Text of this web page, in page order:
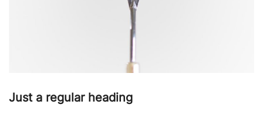
Just a regular heading